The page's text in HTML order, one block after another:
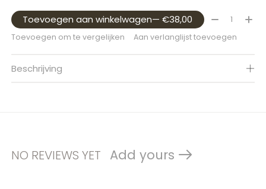
Toevoegen aan winkelwagen — €38,00 Aantal:
Toevoegen om te vergelijken Aan verlanglijst toevoegen
Beschrijving
NO REVIEWS YET Add yours